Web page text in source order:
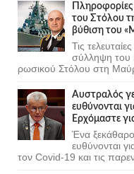
του Στόλου
βύθιση του
Τις
σύλληψη του
ρωσικού Στόλου στη
Αυστραλός
ευθύνονται
Ερχόμαστε
Ένα
ευθύνονται
τον Covid-19 και τις